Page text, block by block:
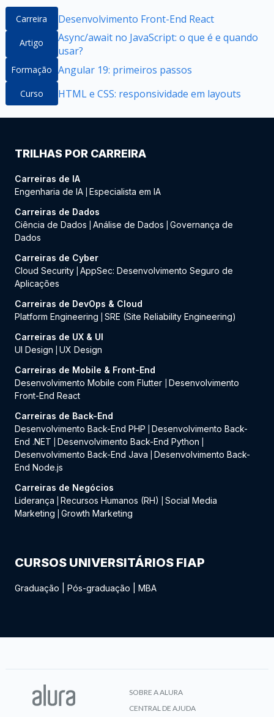
Carreira Desenvolvimento Front-End React
Artigo
Async/await no JavaScript: o que é e quando
usar?
Formação Angular 19: primeiros passos
Curso HTML e CSS: responsividade em layouts
TRILHAS POR CARREIRA
Carreiras de IA
Engenharia de IA Especialista em IA
Carreiras de Dados
Ciência de Dados
Análise de Dados
Governança de
Dados
Carreiras de Cyber
Cloud Security AppSec: Desenvolvimento Seguro de
Aplicações
Carreiras de DevOps & Cloud
Platform Engineering
SRE (Site Reliability Engineering)
Carreiras de UX & UI
UI Design
UX Design
Carreiras de Mobile & Front-End
Desenvolvimento Mobile com Flutter
Desenvolvimento
Front-End React
Carreiras de Back-End
Desenvolvimento Back-End PHP
Desenvolvimento Back-
End .NET
Desenvolvimento Back-End Python
Desenvolvimento Back-End Java
Desenvolvimento Back-
End Node.js
Carreiras de Negócios
Liderança
Recursos Humanos (RH)
Social Media
Marketing
Growth Marketing
CURSOS UNIVERSITÁRIOS FIAP
Graduação Pós-graduação MBA
SOBRE A ALURA
CENTRAL DE AJUDA